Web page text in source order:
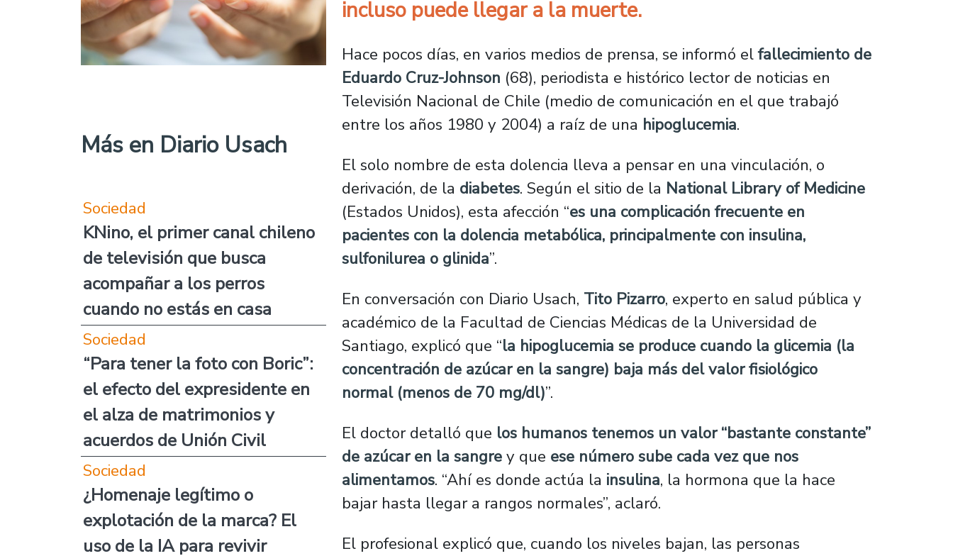
Más en Diario Usach
Sociedad
KNino, el primer canal chileno
de televisión que busca
acompañar a los perros
cuando no estás en casa
Sociedad
“Para tener la foto con Boric”:
el efecto del expresidente en
el alza de matrimonios y
acuerdos de Unión Civil
Sociedad
¿Homenaje legítimo o
explotación de la marca? El
uso de la IA para revivir
incluso puede llegar a la muerte.
Hace pocos días, en varios medios de prensa, se informó elfallecimiento de
Eduardo Cruz-Johnson (68), periodista e histórico lector de noticias en
Televisión Nacional de Chile (medio de comunicación en el que trabajó
entre los años 1980 y 2004) a raíz de una hipoglucemia.
El solo nombre de esta dolencia lleva a pensar en una vinculación, o
derivación, de la diabetes. Según el sitio de la National Library of Medicine
(Estados Unidos), esta afección “es una complicación frecuente en
pacientes con la dolencia metabólica, principalmente con insulina,
sulfonilurea o glinida”.
En conversación con Diario Usach, Tito Pizarro, experto en salud pública y
académico de la Facultad de Ciencias Médicas de la Universidad de
Santiago, explicó que “la hipoglucemia se produce cuando la glicemia (la
concentración de azúcar en la sangre) baja más del valor fisiológico
normal (menos de 70 mg/dl)”.
El doctor detalló que los humanos tenemos un valor “bastante constante”
de azúcar en la sangrey que ese número sube cada vez que nos
alimentamos. “Ahí es donde actúa la insulina, la hormona que la hace
bajar hasta llegar a rangos normales”, aclaró.
El profesional explicó que, cuando los niveles bajan, las personas